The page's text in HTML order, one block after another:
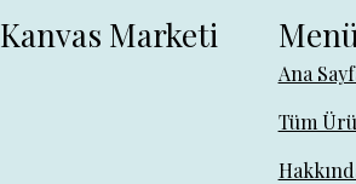
Kanvas Marketi Menü
Ana
Tüm